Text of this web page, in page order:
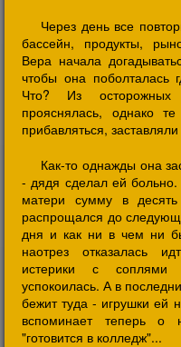
Через день все
бассейн, продукты,
Вера начала
чтобы она поболталась
Что? Из осторожных
прояснялась, однако
прибавляться,
Как-то однажды она
- дядя сделал ей больно.
матери сумму в
распрощался до
дня и как ни в чем ни
наотрез отказалась
истерики с соплями
успокоилась. А в
бежит туда - игрушки ей
вспоминает теперь о
"готовится в колледж"...